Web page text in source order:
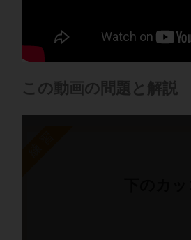
この動画の問題と解説